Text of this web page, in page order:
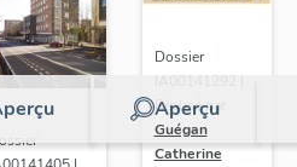
Aperçu
Dossier
IA00141292 |
Réalisé par
Guégan
Catherine